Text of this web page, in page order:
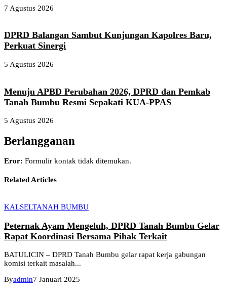
7 Agustus 2026
DPRD Balangan Sambut Kunjungan Kapolres Baru,
Perkuat Sinergi
5 Agustus 2026
Menuju APBD Perubahan 2026, DPRD dan Pemkab
Tanah Bumbu Resmi Sepakati KUA-PPAS
5 Agustus 2026
Berlangganan
Eror: Formulir kontak tidak ditemukan.
Related Articles
KALSELTANAH BUMBU
Peternak Ayam Mengeluh, DPRD Tanah Bumbu Gelar
Rapat Koordinasi Bersama Pihak Terkait
BATULICIN – DPRD Tanah Bumbu gelar rapat kerja gabungan
komisi terkait masalah...
Byadmin7 Januari 2025